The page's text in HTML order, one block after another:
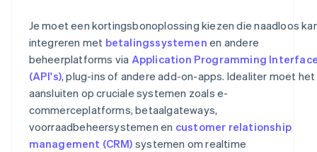
Je moet een kortingsbonoplossing kiezen die naadloos
integreren met betalingssystemen en andere
beheerplatforms via Application Programming
(API's), plug-ins of andere add-on-apps. Idealiter moet het
aansluiten op cruciale systemen zoals e-
commerceplatforms, betaalgateways,
voorraadbeheersystemen en customer relationship
management (CRM) systemen om realtime